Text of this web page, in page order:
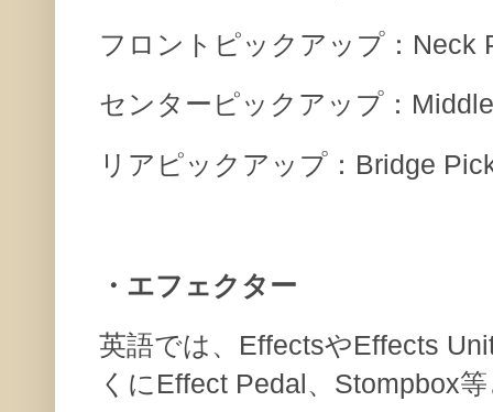
フロントピックアップ：Neck
センターピックアップ：
リアピックアップ：Bridge
・エフェクター
英語では、EffectsやEffects
くにEffect Pedal、Stompbox